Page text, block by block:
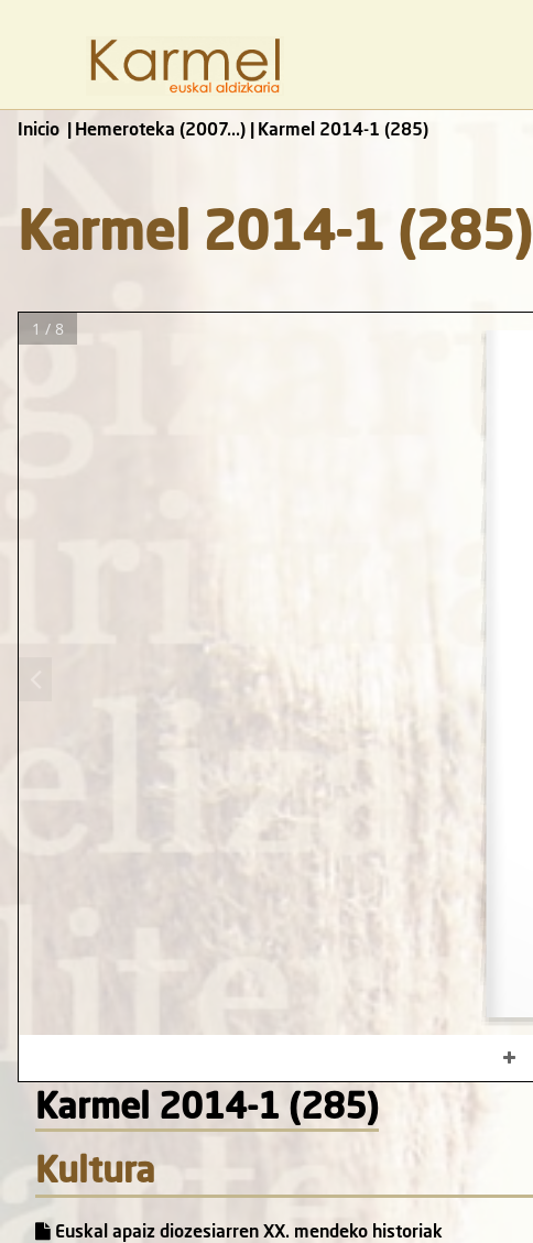
Inicio Hemeroteka (2007...) Karmel 2014-1 (285)
Karmel 2014-1 (285)
1 / 8
Karmel 2014-1 (285)
Kultura
Euskal apaiz diozesiarren XX. mendeko historiak